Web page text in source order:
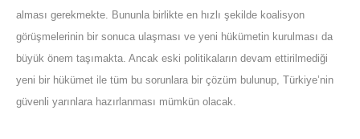
alması gerekmekte. Bununla birlikte en hızlı şekilde koalisyon
görüşmelerinin bir sonuca ulaşması ve yeni hükümetin kurulması da
büyük önem taşımakta. Ancak eski politikaların devam ettirilmediği
yeni bir hükümet ile tüm bu sorunlara bir çözüm bulunup, Türkiye’nin
güvenli yarınlara hazırlanması mümkün olacak.